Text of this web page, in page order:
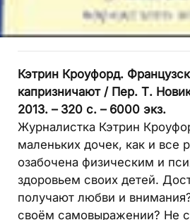
Кэтрин Кроуфорд.
каприз­ничают / Пер. Т.
2013. – 320 с. – 6000 экз.
Журналистка Кэтрин
маленьких дочек, как и все
озабочена физическим и
здоровьем своих детей.
получают любви и
своём самовыражении? Не